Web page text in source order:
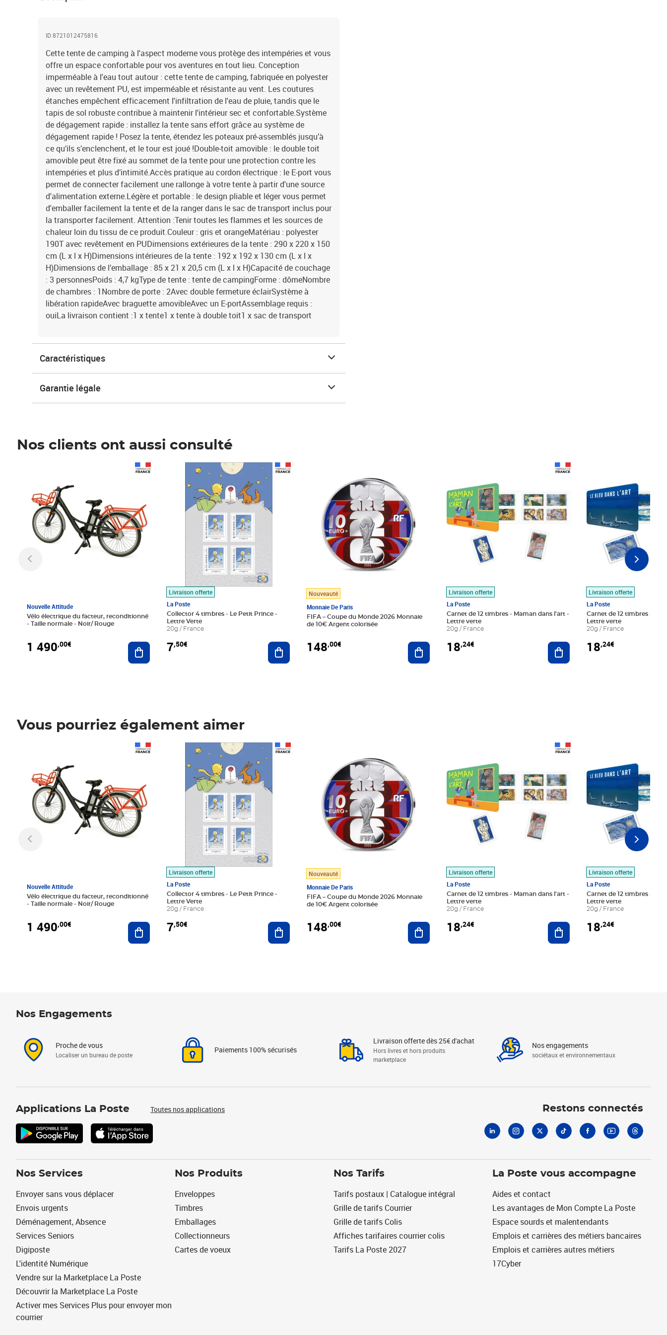
ID 8721012475816
Cette tente de camping à l'aspect moderne vous protège des intempéries et vous
offre un espace confortable pour vos aventures en tout lieu. Conception
imperméable à l'eau tout autour : cette tente de camping, fabriquée en polyester
avec un revêtement PU, est imperméable et résistante au vent. Les coutures
étanches empêchent efficacement l'infiltration de l'eau de pluie, tandis que le
tapis de sol robuste contribue à maintenir l'intérieur sec et confortable.Système
de dégagement rapide : installez la tente sans effort grâce au système de
dégagement rapide ! Posez la tente, étendez les poteaux pré-assemblés jusqu’à
ce qu’ils s’enclenchent, et le tour est joué !Double-toit amovible : le double toit
amovible peut être fixé au sommet de la tente pour une protection contre les
intempéries et plus d’intimité.Accès pratique au cordon électrique : le E-port vous
permet de connecter facilement une rallonge à votre tente à partir d'une source
d'alimentation externe.Légère et portable : le design pliable et léger vous permet
d'emballer facilement la tente et de la ranger dans le sac de transport inclus pour
la transporter facilement. Attention :Tenir toutes les flammes et les sources de
chaleur loin du tissu de ce produit.Couleur : gris et orangeMatériau : polyester
190T avec revêtement en PUDimensions extérieures de la tente : 290 x 220 x 150
cm (L x l x H)Dimensions intérieures de la tente : 192 x 192 x 130 cm (L x l x
H)Dimensions de l’emballage : 85 x 21 x 20,5 cm (L x l x H)Capacité de couchage
: 3 personnesPoids : 4,7 kgType de tente : tente de campingForme : dômeNombre
de chambres : 1Nombre de porte : 2Avec double fermeture éclairSystème à
libération rapideAvec braguette amovibleAvec un E-portAssemblage requis :
ouiLa livraison contient :1 x tente1 x tente à double toit1 x sac de transport
Caractéristiques
Garantie légale
Nos clients ont aussi consulté
Nouvelle Attitude
Vélo électrique du facteur, reconditionné
- Taille normale - Noir/ Rouge
1 490,00€ Ajouter au panier
Livraison offerte
La Poste
Collector 4 timbres - Le Petit Prince -
Lettre Verte
20g / France
7,50€
Prix 7,50€
Ajouter au panier
Nouveauté
Monnaie De Paris
FIFA – Coupe du Monde 2026 Monnaie
de 10€ Argent colorisée
148,00€ Ajouter au panier
Livraison offerte
La Poste
Carnet de 12 timbres - Maman dans l'art -
Lettre verte
20g / France
18,24€ Ajouter au panier
Livraison offerte
La Poste
Carnet de 12 timbres - Le
Lettre verte
20g / France
18,24€
Vous pourriez également aimer
Nouvelle Attitude
Vélo électrique du facteur, reconditionné
- Taille normale - Noir/ Rouge
1 490,00€ Ajouter au panier
Livraison offerte
La Poste
Collector 4 timbres - Le Petit Prince -
Lettre Verte
20g / France
7,50€
Prix 7,50€
Ajouter au panier
Nouveauté
Monnaie De Paris
FIFA – Coupe du Monde 2026 Monnaie
de 10€ Argent colorisée
148,00€ Ajouter au panier
Livraison offerte
La Poste
Carnet de 12 timbres - Maman dans l'art -
Lettre verte
20g / France
18,24€ Ajouter au panier
Livraison offerte
La Poste
Carnet de 12 timbres - Le
Lettre verte
20g / France
18,24€
Nos Engagements
Proche de vous
Localiser un bureau de poste
Paiements 100% sécurisés
Livraison offerte dès 25€ d'achat
Hors livres et hors produits
marketplace
Nos engagements
sociétaux et environnementaux
Applications La Poste Toutes nos applications Restons connectés
Nos Services
Envoyer sans vous déplacer
Envois urgents
Déménagement, Absence
Services Seniors
Digiposte
L'identité Numérique
Vendre sur la Marketplace La Poste
Découvrir la Marketplace La Poste
Activer mes Services Plus pour envoyer mon
courrier
Nos Produits
Enveloppes
Timbres
Emballages
Collectionneurs
Cartes de voeux
Nos Tarifs
Tarifs postaux | Catalogue intégral
Grille de tarifs Courrier
Grille de tarifs Colis
Affiches tarifaires courrier colis
Tarifs La Poste 2027
La Poste vous accompagne
Aides et contact
Les avantages de Mon Compte La Poste
Espace sourds et malentendants
Emplois et carrières des métiers bancaires
Emplois et carrières autres métiers
17Cyber